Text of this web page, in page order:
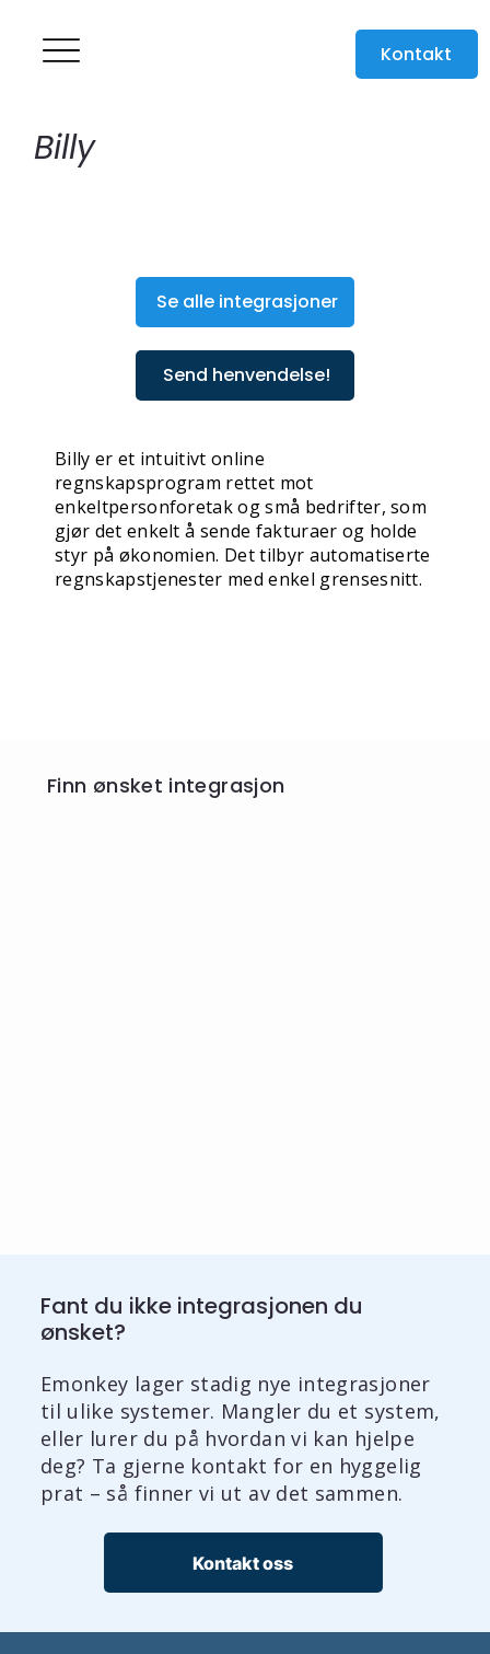
Kontakt
Billy
Se alle integrasjoner
Send henvendelse!
Billy er et intuitivt online
regnskapsprogram rettet mot
enkeltpersonforetak og små bedrifter, som
gjør det enkelt å sende fakturaer og holde
styr på økonomien. Det tilbyr automatiserte
regnskapstjenester med enkel grensesnitt.
Finn ønsket integrasjon
Fant du ikke integrasjonen du
ønsket?
Emonkey lager stadig nye integrasjoner
til ulike systemer. Mangler du et system,
eller lurer du på hvordan vi kan hjelpe
deg? Ta gjerne kontakt for en hyggelig
prat – så finner vi ut av det sammen.
Kontakt oss